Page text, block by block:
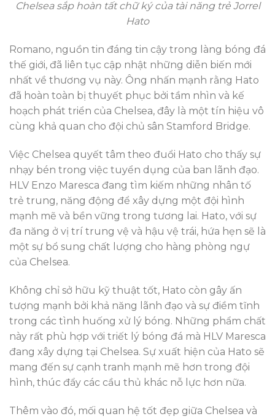
Chelsea sắp hoàn tất chữ ký của tài năng trẻ Jorrel
Hato
Romano, nguồn tin đáng tin cậy trong làng bóng đá
thế giới, đã liên tục cập nhật những diễn biến mới
nhất về thương vụ này. Ông nhấn mạnh rằng Hato
đã hoàn toàn bị thuyết phục bởi tầm nhìn và kế
hoạch phát triển của Chelsea, đây là một tín hiệu vô
cùng khả quan cho đội chủ sân Stamford Bridge.
Việc Chelsea quyết tâm theo đuổi Hato cho thấy sự
nhạy bén trong việc tuyển dụng của ban lãnh đạo.
HLV Enzo Maresca đang tìm kiếm những nhân tố
trẻ trung, năng động để xây dựng một đội hình
mạnh mẽ và bền vững trong tương lai. Hato, với sự
đa năng ở vị trí trung vệ và hậu vệ trái, hứa hẹn sẽ là
một sự bổ sung chất lượng cho hàng phòng ngự
của Chelsea.
Không chỉ sở hữu kỹ thuật tốt, Hato còn gây ấn
tượng mạnh bởi khả năng lãnh đạo và sự điềm tĩnh
trong các tình huống xử lý bóng. Những phẩm chất
này rất phù hợp với triết lý bóng đá mà HLV Maresca
đang xây dựng tại Chelsea. Sự xuất hiện của Hato sẽ
mang đến sự cạnh tranh mạnh mẽ hơn trong đội
hình, thúc đẩy các cầu thủ khác nỗ lực hơn nữa.
Thêm vào đó, mối quan hệ tốt đẹp giữa Chelsea và